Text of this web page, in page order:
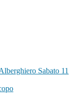
Sabato 11